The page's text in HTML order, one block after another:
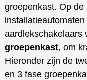
groepenkast. Op de
aardlekschakelaars
groepenkast, om
Hieronder zijn de
en 3 fase